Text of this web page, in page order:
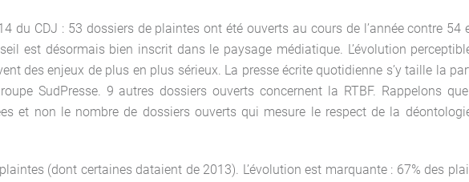
du CDJ : 53 dossiers de plaintes ont été ouverts au cours de l’année contre 54
est désormais bien inscrit dans le paysage médiatique. L’évolution
des enjeux de plus en plus sérieux. La presse écrite quotidienne s’y taille la
SudPresse. 9 autres dossiers ouverts concernent la RTBF. Rappelons que
et non le nombre de dossiers ouverts qui mesure le respect de la
(dont certaines dataient de 2013). L’évolution est marquante : 67% des